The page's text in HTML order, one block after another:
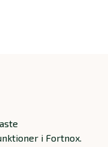
i Fortnox.